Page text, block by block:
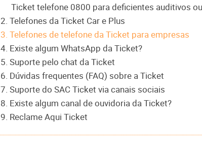
Ticket telefone 0800 para deficientes auditivos
2. Telefones da Ticket Car e Plus
3. Telefones de telefone da Ticket para empresas
4. Existe algum WhatsApp da Ticket?
5. Suporte pelo chat da Ticket
6. Dúvidas frequentes (FAQ) sobre a Ticket
7. Suporte do SAC Ticket via canais sociais
8. Existe algum canal de ouvidoria da Ticket?
9. Reclame Aqui Ticket